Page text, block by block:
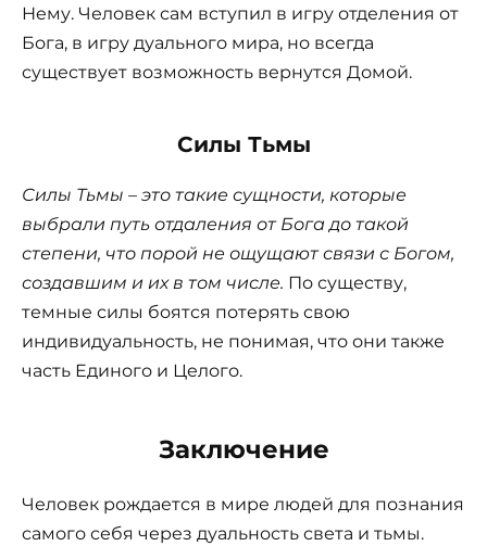
Нему. Человек сам вступил в игру отделения от
Бога, в игру дуального мира, но всегда
существует возможность вернутся Домой.
Силы Тьмы
Силы Тьмы – это такие сущности, которые
выбрали путь отдаления от Бога до такой
степени, что порой не ощущают связи с Богом,
создавшим и их в том числе. По существу,
темные силы боятся потерять свою
индивидуальность, не понимая, что они также
часть Единого и Целого.
Заключение
Человек рождается в мире людей для познания
самого себя через дуальность света и тьмы.